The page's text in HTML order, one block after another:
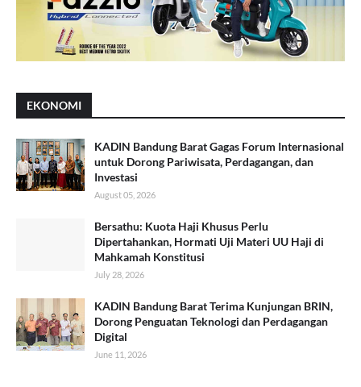
EKONOMI
KADIN Bandung Barat Gagas Forum Internasional
untuk Dorong Pariwisata, Perdagangan, dan
Investasi
August 05, 2026
Bersathu: Kuota Haji Khusus Perlu
Dipertahankan, Hormati Uji Materi UU Haji di
Mahkamah Konstitusi
July 28, 2026
KADIN Bandung Barat Terima Kunjungan BRIN,
Dorong Penguatan Teknologi dan Perdagangan
Digital
June 11, 2026